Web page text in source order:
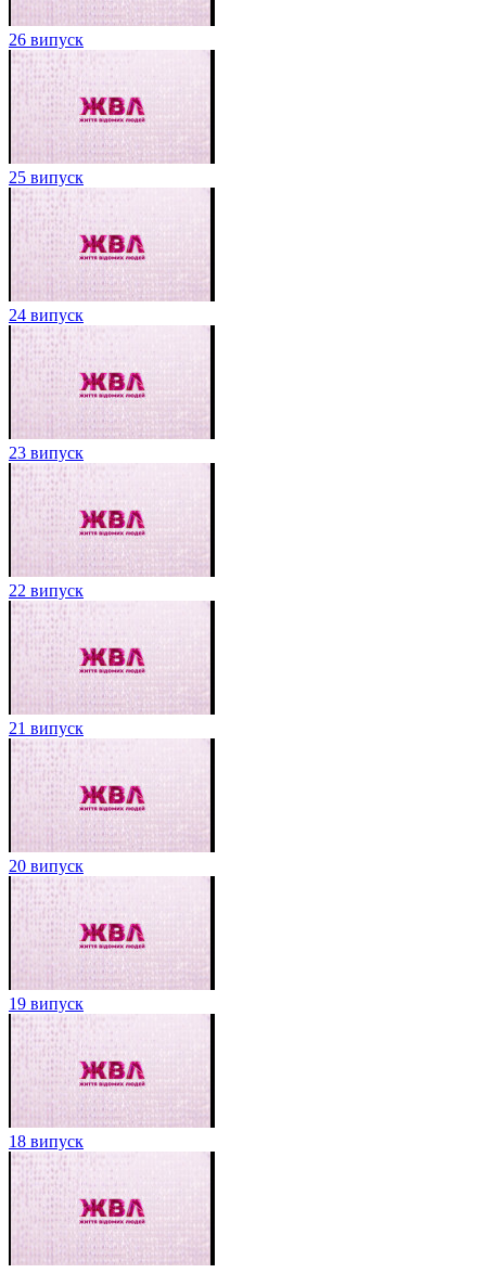
26 випуск
25 випуск
24 випуск
23 випуск
22 випуск
21 випуск
20 випуск
19 випуск
18 випуск